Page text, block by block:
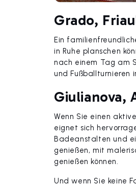
Grado,
Ein
in Ruhe planschen
nach einem Tag am
und Fußballturnieren
Giulianova,
Wenn Sie einen
eignet sich
Badeanstalten und
genießen, mit
genießen können.
Und wenn Sie keine